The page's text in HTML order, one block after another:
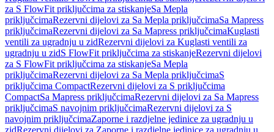
za S FlowFit priključcima za stiskanjeSa Mepla
priključcimaRezervni dijelovi za Sa Mepla priključcimaSa Mapress
priključcimaRezervni dijelovi za Sa Mapress priključcimaKuglasti
ventili za ugradnju u zidRezervni dijelovi za Kuglasti ventili za
ugradnju u zidS FlowFit priključcima za stiskanjeRezervni dijelovi
za S FlowFit priključcima za stiskanjeSa Mepla
priključcimaRezervni dijelovi za Sa Mepla priključcimaS
priključcima CompactRezervni dijelovi za S priključcima
CompactSa Mapress priključcimaRezervni dijelovi za Sa Mapress
priključcimaS navojnim priključcimaRezervni dijelovi za S
navojnim priključcimaZaporne i razdjelne jedinice za ugradnju u
zidRezervni dijelovi za Zaporne i razdjelne jedinice za ugradnju u